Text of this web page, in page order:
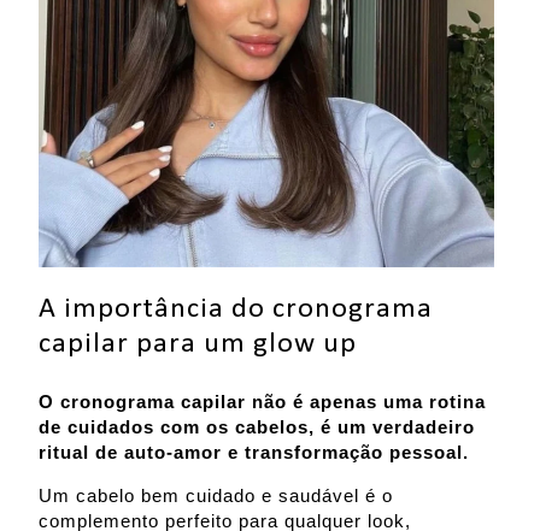
A importância do cronograma
capilar para um glow up
O cronograma capilar não é apenas uma rotina
de cuidados com os cabelos, é um verdadeiro
ritual de auto-amor e transformação pessoal.
Um cabelo bem cuidado e saudável é o
complemento perfeito para qualquer look,